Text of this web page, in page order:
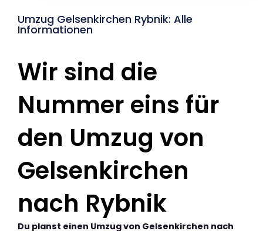
Umzug Gelsenkirchen Rybnik: Alle
Informationen
Wir sind die
Nummer eins für
den Umzug von
Gelsenkirchen
nach Rybnik
Du planst einen Umzug von Gelsenkirchen nach